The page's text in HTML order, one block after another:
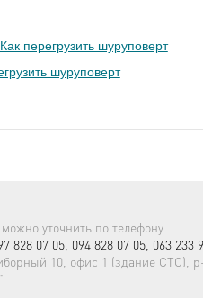
шуруповерт
уточнить по телефону
828 07 05, 094 828 07 05, 063 233
10, офис 1 (здание СТО),